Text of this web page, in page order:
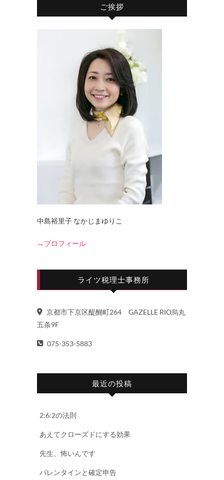
ご挨拶
中島裕里子 なかじまゆりこ
→プロフィール
ライツ税理士事務所
京都市下京区醍醐町264 GAZELLE RIO烏丸
五条9F
075-353-5883
最近の投稿
2:6:2の法則
あえてクローズドにする効果
先生、怖いんです
バレンタインと確定申告